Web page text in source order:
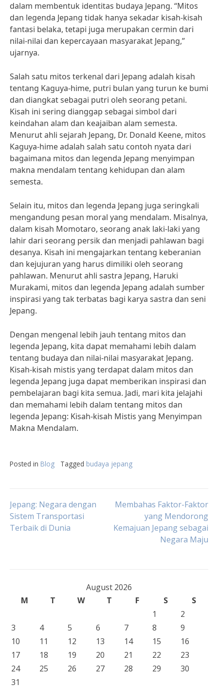
dalam membentuk identitas budaya Jepang. “Mitos
dan legenda Jepang tidak hanya sekadar kisah-kisah
fantasi belaka, tetapi juga merupakan cermin dari
nilai-nilai dan kepercayaan masyarakat Jepang,”
ujarnya.
Salah satu mitos terkenal dari Jepang adalah kisah
tentang Kaguya-hime, putri bulan yang turun ke bumi
dan diangkat sebagai putri oleh seorang petani.
Kisah ini sering dianggap sebagai simbol dari
keindahan alam dan keajaiban alam semesta.
Menurut ahli sejarah Jepang, Dr. Donald Keene, mitos
Kaguya-hime adalah salah satu contoh nyata dari
bagaimana mitos dan legenda Jepang menyimpan
makna mendalam tentang kehidupan dan alam
semesta.
Selain itu, mitos dan legenda Jepang juga seringkali
mengandung pesan moral yang mendalam. Misalnya,
dalam kisah Momotaro, seorang anak laki-laki yang
lahir dari seorang persik dan menjadi pahlawan bagi
desanya. Kisah ini mengajarkan tentang keberanian
dan kejujuran yang harus dimiliki oleh seorang
pahlawan. Menurut ahli sastra Jepang, Haruki
Murakami, mitos dan legenda Jepang adalah sumber
inspirasi yang tak terbatas bagi karya sastra dan seni
Jepang.
Dengan mengenal lebih jauh tentang mitos dan
legenda Jepang, kita dapat memahami lebih dalam
tentang budaya dan nilai-nilai masyarakat Jepang.
Kisah-kisah mistis yang terdapat dalam mitos dan
legenda Jepang juga dapat memberikan inspirasi dan
pembelajaran bagi kita semua. Jadi, mari kita jelajahi
dan memahami lebih dalam tentang mitos dan
legenda Jepang: Kisah-kisah Mistis yang Menyimpan
Makna Mendalam.
Posted in Blog Tagged budaya jepang
Post
navigation
Jepang: Negara dengan
Sistem Transportasi
Terbaik di Dunia
Membahas Faktor-Faktor
yang Mendorong
Kemajuan Jepang sebagai
Negara Maju
August 2026
M
T W T F S
S
1
2
3
4 5 6 7 8
9
10
11 12 13 14 15
16
17
18 19 20 21 22
23
24
25 26 27 28 29
30
31